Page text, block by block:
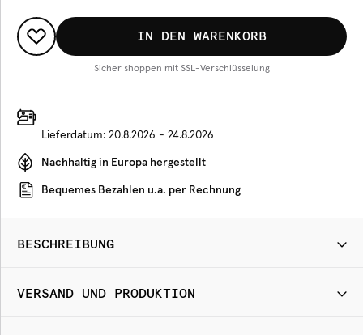
IN DEN WARENKORB
Sicher shoppen mit SSL-Verschlüsselung
Lieferdatum: 20.8.2026 - 24.8.2026
Nachhaltig in Europa hergestellt
Bequemes Bezahlen u.a. per Rechnung
BESCHREIBUNG
VERSAND UND PRODUKTION